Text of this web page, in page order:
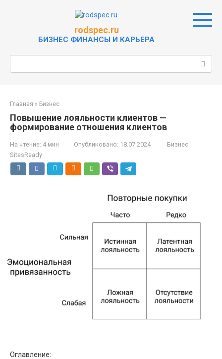
rodspec.ru
БИЗНЕС ФИНАНСЫ И КАРЬЕРА
Главная » Бизнес
Повышение лояльности клиентов —
формирование отношения клиентов
На чтение: 4 мин Опубликовано: 18.07.2024
Бизнес
SitesReady
Оглавление: